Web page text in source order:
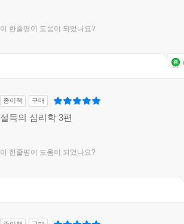
이 한줄평이 도움이 되었나요?
종이책 구매
설득의 심리학 3편
이 한줄평이 도움이 되었나요?